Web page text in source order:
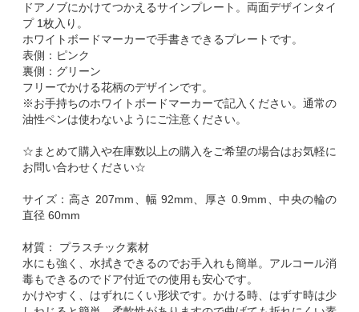
ドアノブにかけてつかえるサインプレート。両面デザインタイ
プ 1枚入り。
ホワイトボードマーカーで手書きできるプレートです。
表側：ピンク
裏側：グリーン
フリーでかける花柄のデザインです。
※お手持ちのホワイトボードマーカーで記入ください。通常の
油性ペンは使わないようにご注意ください。
☆まとめて購入や在庫数以上の購入をご希望の場合はお気軽に
お問い合わせください☆
サイズ：高さ 207mm、幅 92mm、厚さ 0.9mm、中央の輪の
直径 60mm
材質： プラスチック素材
水にも強く、水拭きできるのでお手入れも簡単。アルコール消
毒もできるのでドア付近での使用も安心です。
かけやすく、はずれにくい形状です。かける時、はずす時は少